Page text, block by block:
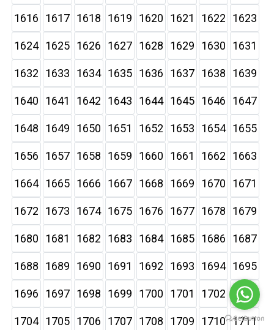
1616 1617 1618 1619 1620 1621 1622 1623
1624 1625 1626 1627 1628 1629 1630 1631
1632 1633 1634 1635 1636 1637 1638 1639
1640 1641 1642 1643 1644 1645 1646 1647
1648 1649 1650 1651 1652 1653 1654 1655
1656 1657 1658 1659 1660 1661 1662 1663
1664 1665 1666 1667 1668 1669 1670 1671
1672 1673 1674 1675 1676 1677 1678 1679
1680 1681 1682 1683 1684 1685 1686 1687
1688 1689 1690 1691 1692 1693 1694 1695
1696 1697 1698 1699 1700 1701 1702 1703
1704 1705 1706 1707 1708 1709 1710 1711